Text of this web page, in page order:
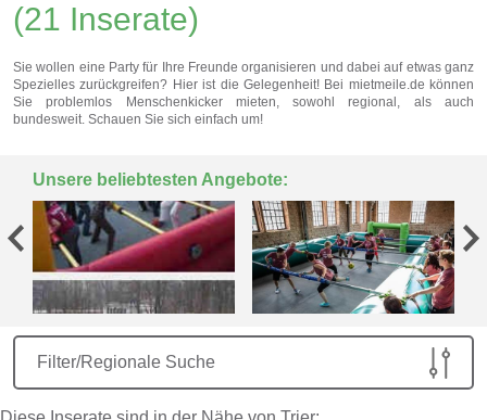
(21 Inserate)
Sie wollen eine Party für Ihre Freunde organisieren und dabei auf etwas ganz
Spezielles zurückgreifen? Hier ist die Gelegenheit! Bei mietmeile.de können
Sie problemlos Menschenkicker mieten, sowohl regional, als auch
bundesweit. Schauen Sie sich einfach um!
Unsere beliebtesten Angebote:
Filter/Regionale Suche